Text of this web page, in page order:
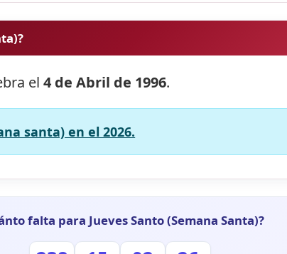
el4 de Abril de 1996.
santa) en el 2026.
falta para Jueves Santo (Semana Santa)?